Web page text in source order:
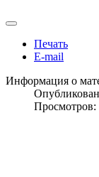
Печать
E-mail
Информация о
Просмотров: